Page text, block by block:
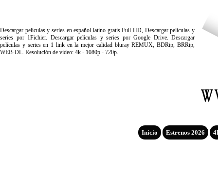
Descargar películas y series en español latino gratis Full HD, Descargar películas y
series por 1Fichier. Descargar películas y series por Google Drive. Descargar
películas y series en 1 link en la mejor calidad bluray REMUX, BDRip, BRRip,
WEB-DL. Resolución de video: 4k - 1080p - 720p.
Inicio Estrenos 2026